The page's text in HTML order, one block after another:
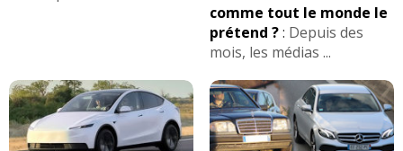
comme tout le monde le
prétend ?: Depuis des
mois, les médias ...